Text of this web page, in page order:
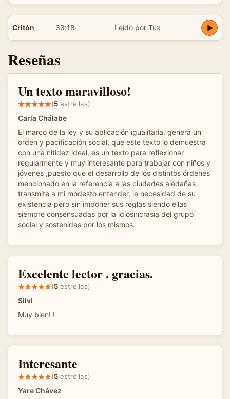
Critón 33:18 Leído por Tux
Reseñas
Un texto maravilloso!
(5 estrellas)
Carla Chálabe
El marco de la ley y su aplicación igualitaria, genera un
orden y pacificación social, que este texto lo demuestra
con una nitidez ideal, es un texto para reflexionar
regularmente y muy interesante para trabajar con niños y
jóvenes ,puesto que el desarrollo de los distintos órdenes
mencionado en la referencia a las ciudades aledañas
transmite a mi modesto entender, la necesidad de su
existencia pero sin imponer sus reglas siendo ellas
siempre consensuadas por la idiosincrasia del grupo
social y sostenidas por los mismos.
Excelente lector . gracias.
(5 estrellas)
Silvi
Muy bien! !
Interesante
(5 estrellas)
Yare Chávez